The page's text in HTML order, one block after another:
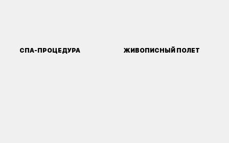
СПА-ПРОЦЕДУРА ЖИВОПИСНЫЙ ПОЛЕТ